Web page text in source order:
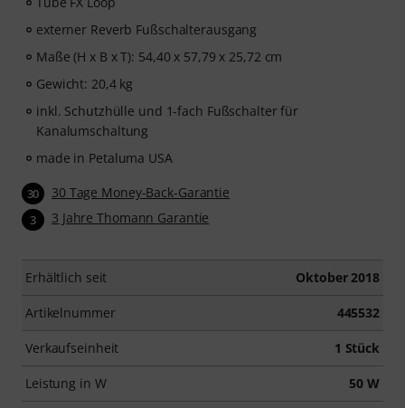
externer Reverb Fußschalterausgang
Maße (H x B x T): 54,40 x 57,79 x 25,72 cm
Gewicht: 20,4 kg
inkl. Schutzhülle und 1-fach Fußschalter für
Kanalumschaltung
made in Petaluma USA
30 30 Tage Money-Back-Garantie
3 3 Jahre Thomann Garantie
Erhältlich seit Oktober 2018
Artikelnummer 445532
Verkaufseinheit 1 Stück
Leistung in W 50 W